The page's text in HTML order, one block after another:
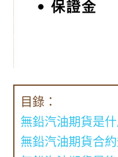
目錄：
無鉛汽油期貨是什
無鉛汽油期貨合